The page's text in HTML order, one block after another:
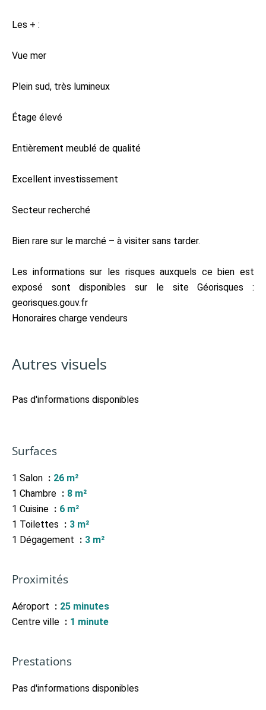
Les + :
Vue mer
Plein sud, très lumineux
Étage élevé
Entièrement meublé de qualité
Excellent investissement
Secteur recherché
Bien rare sur le marché – à visiter sans tarder.
Les informations sur les risques auxquels ce bien est
exposé sont disponibles sur le site Géorisques :
georisques.gouv.fr
Honoraires charge vendeurs
Autres visuels
Pas d'informations disponibles
Surfaces
1 Salon
26 m²
1 Chambre
8 m²
1 Cuisine
6 m²
1 Toilettes
3 m²
1 Dégagement
3 m²
Proximités
Aéroport
25 minutes
Centre ville
1 minute
Prestations
Pas d'informations disponibles